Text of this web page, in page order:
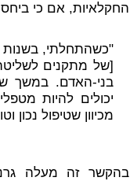
החקלאיות, אם כי
[של מתקנים
יכולים להיות
מכיוון שטיפול
בהקשר זה מעלה